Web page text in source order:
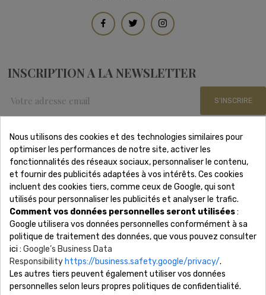
INSCRIPTION A LA NEWSLETTER
S'INSCRIRE
Nous Contacter
Adresse: 15 rue Scribe 75009 Paris
Téléphone: 01 88 61 53 85
Lundi - Samedi 8h-19h
Email: contact@revonsbijoux.com
Société
Nous utilisons des cookies et des technologies similaires pour
optimiser les performances de notre site, activer les
fonctionnalités des réseaux sociaux, personnaliser le contenu,
et fournir des publicités adaptées à vos intérêts. Ces cookies
incluent des cookies tiers, comme ceux de Google, qui sont
utilisés pour personnaliser les publicités et analyser le trafic.
Comment vos données personnelles seront utilisées:
Google utilisera vos données personnelles conformément à sa
politique de traitement des données, que vous pouvez consulter
ici : Google’s Business Data
Responsibilityhttps://business.safety.google/privacy/.
Les autres tiers peuvent également utiliser vos données
personnelles selon leurs propres politiques de confidentialité.